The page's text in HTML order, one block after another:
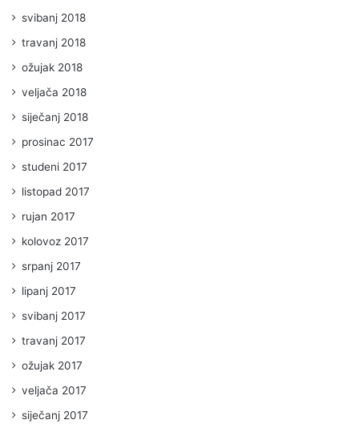
svibanj 2018
travanj 2018
ožujak 2018
veljača 2018
siječanj 2018
prosinac 2017
studeni 2017
listopad 2017
rujan 2017
kolovoz 2017
srpanj 2017
lipanj 2017
svibanj 2017
travanj 2017
ožujak 2017
veljača 2017
siječanj 2017